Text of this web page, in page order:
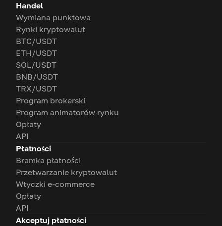
Handel
Wymiana punktowa
Rynki kryptowalut
BTC/USDT
ETH/USDT
SOL/USDT
BNB/USDT
TRX/USDT
Program brokerski
Program animatorów rynku
Opłaty
API
Płatności
Bramka płatności
Przetwarzanie kryptowalut
Wtyczki e-commerce
Opłaty
API
Akceptuj płatności